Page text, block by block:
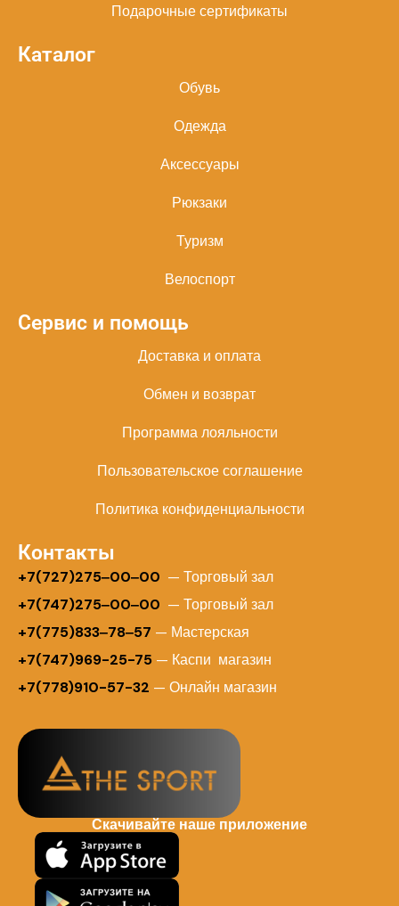
Подарочные сертификаты
Каталог
Обувь
Одежда
Аксессуары
Рюкзаки
Туризм
Велоспорт
Сервис и помощь
Доставка и оплата
Обмен и возврат
Программа лояльности
Пользовательское соглашение
Политика конфиденциальности
Контакты
+7(727)275‒00‒00 — Торговый зал
+7(747)275‒00‒00 — Торговый зал
+7(775)833‒78‒57 — Мастерская
+7(747)969-25-75 — Каспи магазин
+7(778)910-57-32 — Онлайн магазин
Скачивайте наше приложение